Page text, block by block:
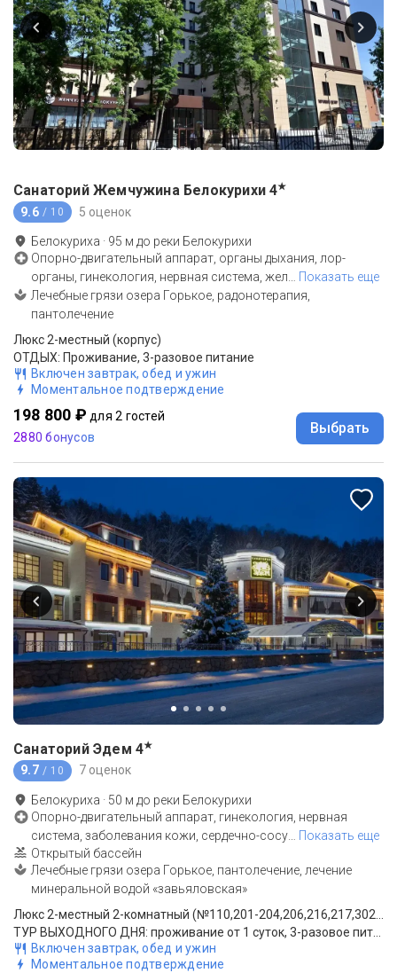
Санаторий Жемчужина Белокурихи 4★
9.6 / 10 5 оценок
Белокуриха · 95 м до реки Белокурихи
Опорно-двигательный аппарат, органы дыхания, лор-
органы, гинекология, нервная система, жел… Показать еще
Лечебные грязи озера Горькое, радонотерапия,
пантолечение
Люкс 2-местный (корпус)
ОТДЫХ: Проживание, 3-разовое питание
Включен завтрак, обед и ужин
Моментальное подтверждение
198 800 ₽ для 2 гостей
2880 бонусов
Выбрать
Санаторий Эдем 4★
9.7 / 10 7 оценок
Белокуриха · 50 м до реки Белокурихи
Опорно-двигательный аппарат, гинекология, нервная
система, заболевания кожи, сердечно-сосу
Показать еще
Открытый бассейн
Лечебные грязи озера Горькое, пантолечение, лечение
минеральной водой «завьяловская»
Включен завтрак, обед и ужин
Моментальное подтверждение